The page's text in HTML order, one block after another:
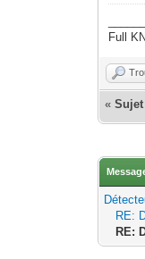
Full
«
RE:
RE: